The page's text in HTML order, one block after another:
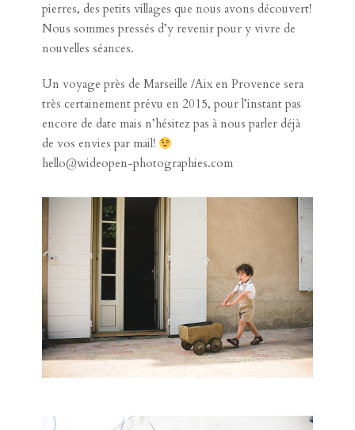
pierres, des petits villages que nous avons découvert!
Nous sommes pressés d’y revenir pour y vivre de
nouvelles séances.
Un voyage près de Marseille /Aix en Provence sera
très certainement prévu en 2015, pour l’instant pas
encore de date mais n’hésitez pas à nous parler déjà
de vos envies par mail!
hello@wideopen-photographies.com